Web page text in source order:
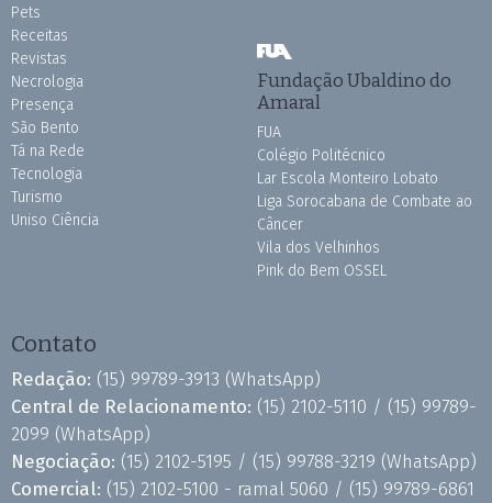
Pets
Receitas
Revistas
Necrologia
Presença
São Bento
Tá na Rede
Tecnologia
Turismo
Uniso Ciência
Fundação Ubaldino do
Amaral
FUA
Colégio Politécnico
Lar Escola Monteiro Lobato
Liga Sorocabana de Combate ao
Câncer
Vila dos Velhinhos
Pink do Bem OSSEL
Contato
Redação: (15) 99789-3913 (WhatsApp)
Central de Relacionamento: (15) 2102-5110 / (15) 99789-
2099 (WhatsApp)
Negociação: (15) 2102-5195 / (15) 99788-3219 (WhatsApp)
Comercial: (15) 2102-5100 - ramal 5060 / (15) 99789-6861